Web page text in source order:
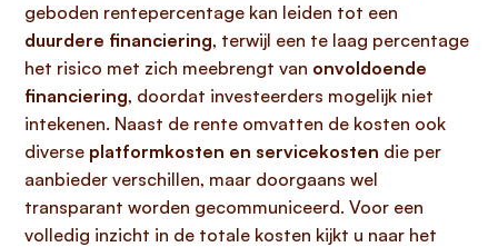
geboden rentepercentage kan leiden tot een
duurdere financiering, terwijl een te laag percentage
het risico met zich meebrengt van onvoldoende
financiering, doordat investeerders mogelijk niet
intekenen. Naast de rente omvatten de kosten ook
diverse platformkosten en servicekosten die per
aanbieder verschillen, maar doorgaans wel
transparant worden gecommuniceerd. Voor een
volledig inzicht in de totale kosten kijkt u naar het